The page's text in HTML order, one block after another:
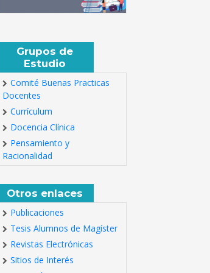
Grupos de
Estudio
Comité Buenas Practicas
Docentes
Currículum
Docencia Clínica
Pensamiento y
Racionalidad
Otros enlaces
Publicaciones
Tesis Alumnos de Magíster
Revistas Electrónicas
Sitios de Interés